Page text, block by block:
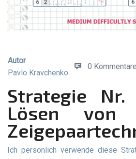
Autor
Pavlo Kravchenko
0 Kommentare
Strategie Nr. 10 zum
Lösen von
Ich persönlich verwende diese Strategie oft, um sowohl